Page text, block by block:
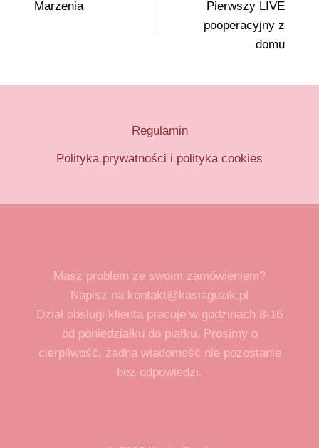
wpisu
Marzenia
Pierwszy LIVE
pooperacyjny z
domu
Regulamin
Polityka prywatności i polityka cookies
Masz problem ze swoim zamówieniem?
Napisz na kontakt@kasiaguzik.pl
Dział obsługi klienta pracuje w godzinach 8-16
od poniedziałku do piątku. Prosimy o
cierpliwość, żadna wiadomość nie pozostanie
bez odpowiedzi.